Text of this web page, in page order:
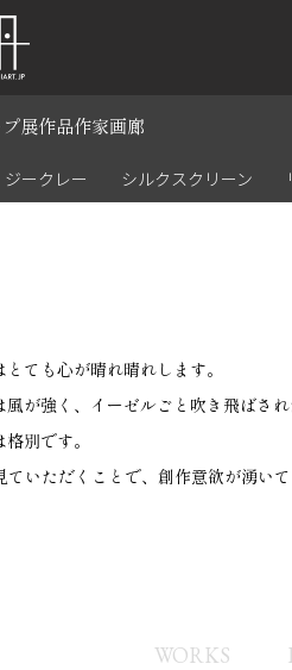
展作品作家画廊
ジークレー シルクスクリーン
ても心が晴れ晴れします。
が強く、イーゼルごと吹き飛ばされ
別です。
いただくことで、創作意欲が湧いて
WORKS